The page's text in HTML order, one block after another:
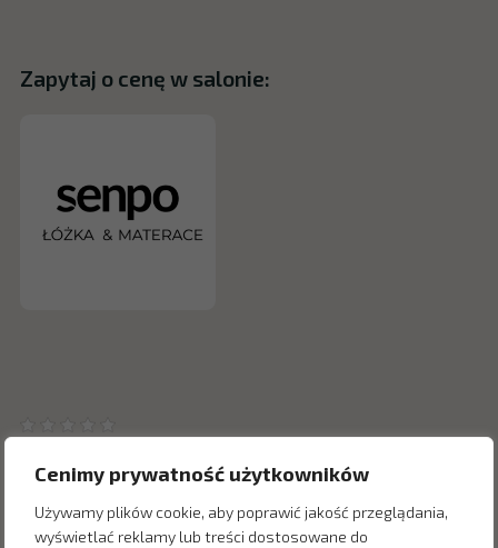
Cenimy prywatność użytkowników
Używamy plików cookie, aby poprawić jakość przeglądania,
wyświetlać reklamy lub treści dostosowane do
Zapytaj o cenę w salonie: